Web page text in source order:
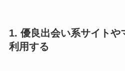
1. 優良出会い系サイトや
利用する